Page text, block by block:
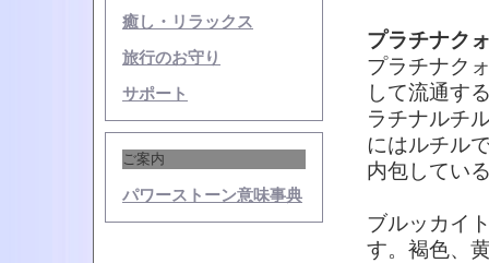
癒し・リラックス
旅行のお守り
サポート
ご案内
パワーストーン意味事典
プラチナク
プラチナク
して流通す
ラチナルチ
にはルチル
内包してい
ブルッカイ
す。褐色、